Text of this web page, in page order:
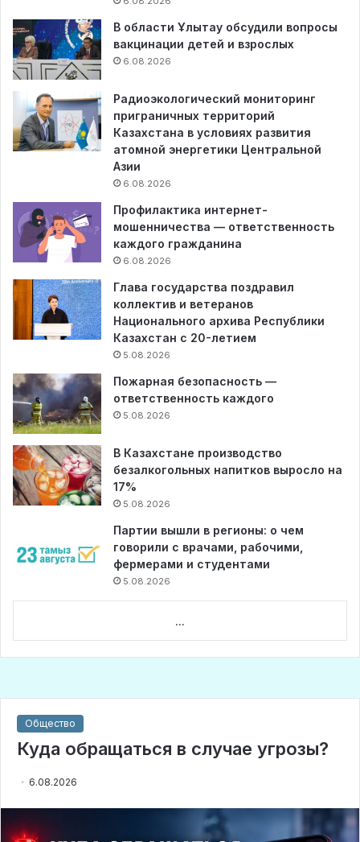
В области Ұлытау обсудили вопросы
вакцинации детей и взрослых
6.08.2026
Радиоэкологический мониторинг
приграничных территорий
Казахстана в условиях развития
атомной энергетики Центральной
Азии
6.08.2026
Профилактика интернет-
мошенничества — ответственность
каждого гражданина
6.08.2026
Глава государства поздравил
коллектив и ветеранов
Национального архива Республики
Казахстан с 20-летием
5.08.2026
Пожарная безопасность —
ответственность каждого
5.08.2026
В Казахстане производство
безалкогольных напитков выросло на
17%
5.08.2026
Партии вышли в регионы: о чем
говорили с врачами, рабочими,
фермерами и студентами
5.08.2026
...